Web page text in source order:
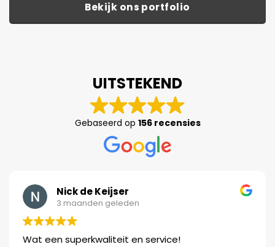
Afspraak inplannen
Bekijk ons portfolio
UITSTEKEND
Gebaseerd op 156 recensies
Nick de Keijser
3 maanden geleden
Wat een superkwaliteit en service!